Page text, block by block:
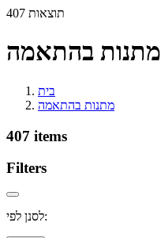
407 תוצאות
מתנות בהתאמה
בית
מתנות בהתאמה
407 items
Filters
לסנן לפי: